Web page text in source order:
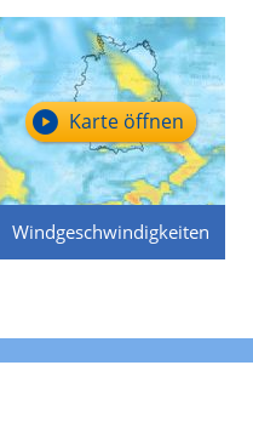
Windgeschwindigkeiten
Karte öffnen